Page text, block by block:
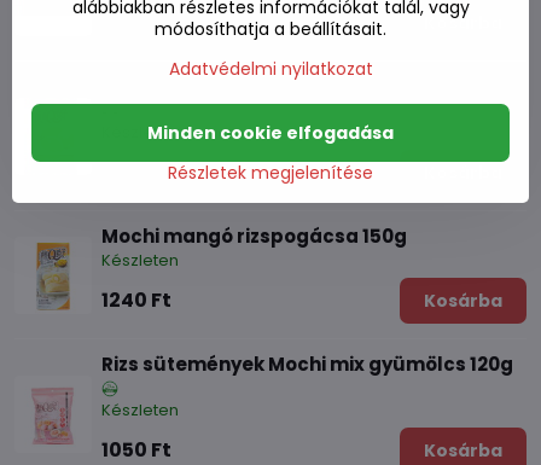
900 Ft Kosárba
Mochi mangós rizspogácsa 104 g
Készleten
Mochi mangó rizspogácsa 150g
Készleten
1240 Ft Kosárba
Rizs sütemények Mochi mix gyümölcs 120g
Készleten
1050 Ft Kosárba
alábbiakban részletes információkat talál, vagy
módosíthatja a beállításait.
Adatvédelmi nyilatkozat
Részletek megjelenítése
Minden cookie elfogadása